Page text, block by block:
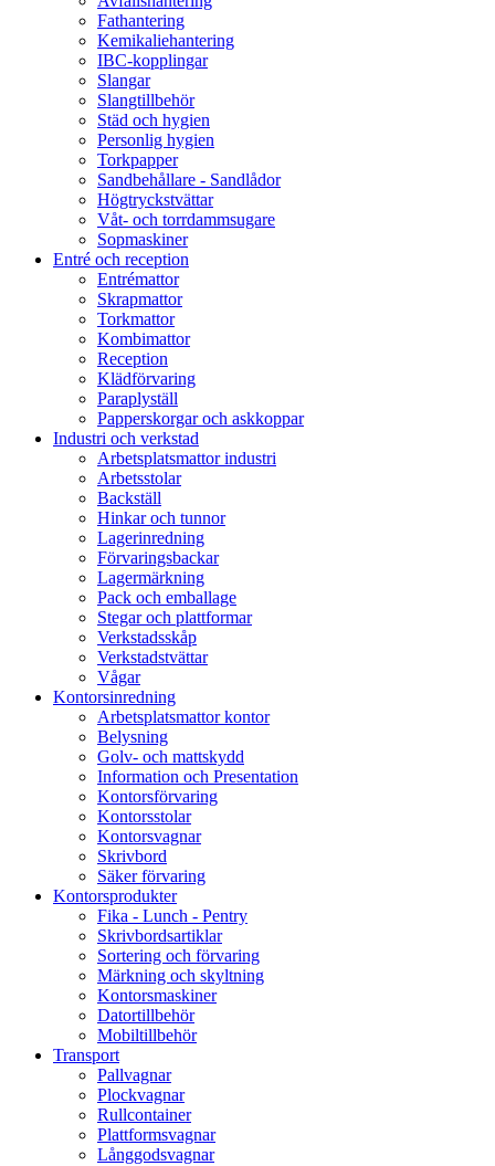
Fathantering
Kemikaliehantering
IBC-kopplingar
Slangar
Slangtillbehör
Städ och hygien
Personlig hygien
Torkpapper
Sandbehållare - Sandlådor
Högtryckstvättar
Våt- och torrdammsugare
Sopmaskiner
Entré och reception
Entrémattor
Skrapmattor
Torkmattor
Kombimattor
Reception
Klädförvaring
Paraplyställ
Papperskorgar och askkoppar
Industri och verkstad
Arbetsplatsmattor industri
Arbetsstolar
Backställ
Hinkar och tunnor
Lagerinredning
Förvaringsbackar
Lagermärkning
Pack och emballage
Stegar och plattformar
Verkstadsskåp
Verkstadstvättar
Vågar
Kontorsinredning
Arbetsplatsmattor kontor
Belysning
Golv- och mattskydd
Information och Presentation
Kontorsförvaring
Kontorsstolar
Kontorsvagnar
Skrivbord
Säker förvaring
Kontorsprodukter
Fika - Lunch - Pentry
Skrivbordsartiklar
Sortering och förvaring
Märkning och skyltning
Kontorsmaskiner
Datortillbehör
Mobiltillbehör
Transport
Pallvagnar
Plockvagnar
Rullcontainer
Plattformsvagnar
Långgodsvagnar